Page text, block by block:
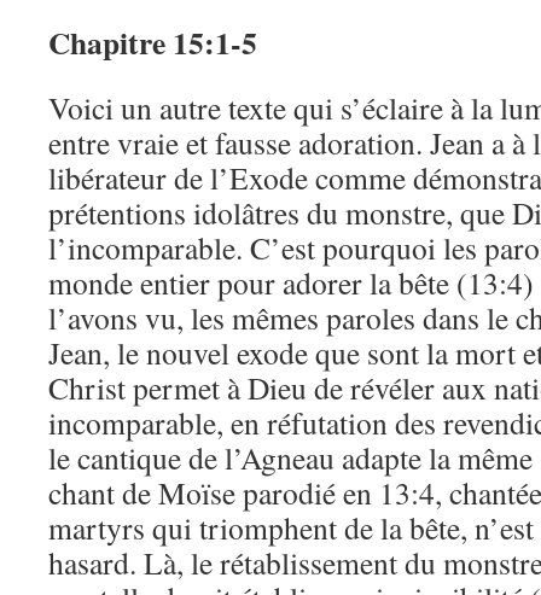
Chapitre 15:1-5
Voici un autre texte qui s’éclaire à la
entre vraie et fausse adoration. Jean a à
libérateur de l’Exode comme
prétentions idolâtres du monstre, que
l’incomparable. C’est pourquoi les
monde entier pour adorer la bête
l’avons vu, les mêmes paroles dans le
Jean, le nouvel exode que sont la mort
Christ permet à Dieu de révéler aux
incomparable, en réfutation des
le cantique de l’Agneau adapte la
chant de Moïse parodié en 13:4,
martyrs qui triomphent de la bête,
hasard. Là, le rétablissement du